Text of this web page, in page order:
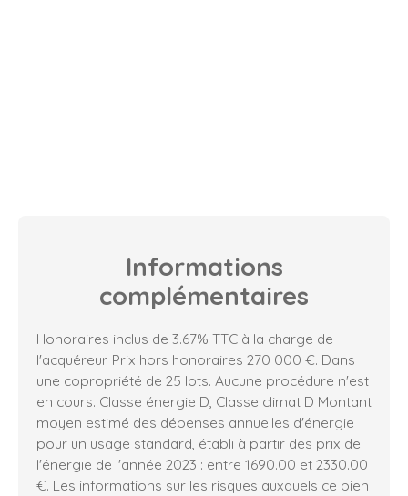
Informations
complémentaires
Honoraires inclus de 3.67% TTC à la charge de
l'acquéreur. Prix hors honoraires 270 000 €. Dans
une copropriété de 25 lots. Aucune procédure n'est
en cours. Classe énergie D, Classe climat D Montant
moyen estimé des dépenses annuelles d'énergie
pour un usage standard, établi à partir des prix de
l'énergie de l'année 2023 : entre 1690.00 et 2330.00
€. Les informations sur les risques auxquels ce bien